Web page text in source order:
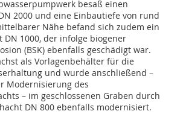
besaß einen
2000 und eine Einbautiefe von rund
Nähe befand sich zudem ein
DN 1000, der infolge biogener
(BSK) ebenfalls geschädigt war.
als Vorlagenbehälter für die
und wurde anschließend –
Modernisierung des
– im geschlossenen Graben durch
DN 800 ebenfalls modernisiert.